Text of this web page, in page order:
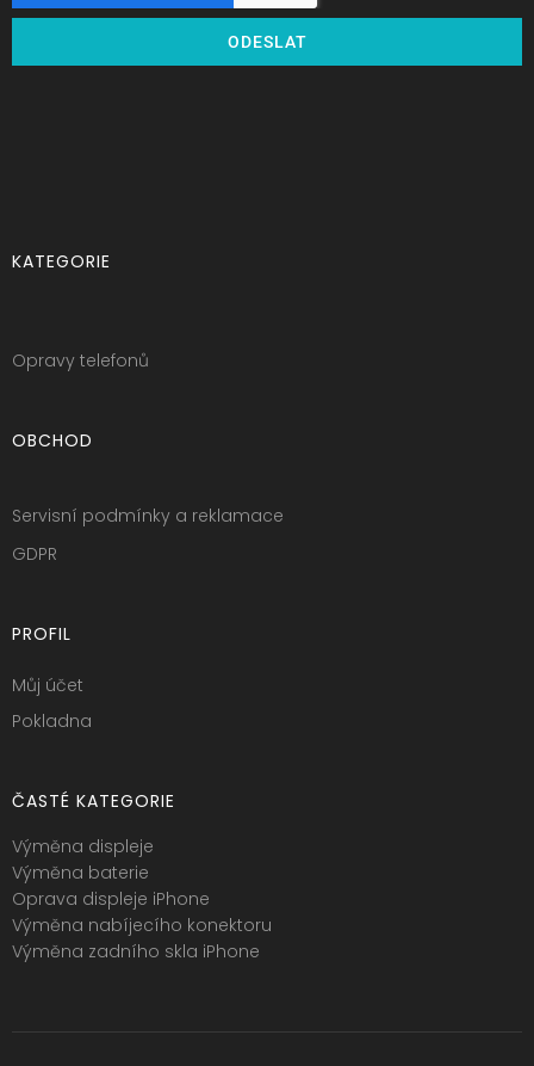
ODESLAT
KATEGORIE
Opravy telefonů
OBCHOD
Servisní podmínky a reklamace
GDPR
PROFIL
Můj účet
Pokladna
ČASTÉ KATEGORIE
Výměna displeje
Výměna baterie
Oprava displeje iPhone
Výměna nabíjecího konektoru
Výměna zadního skla iPhone